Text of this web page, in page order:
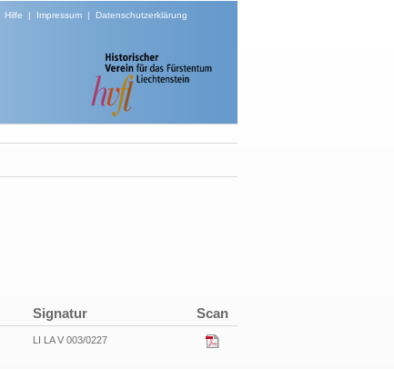
Hilfe | Impressum| Datenschutzerklärung
Signatur Scan
LI LA V 003/0227